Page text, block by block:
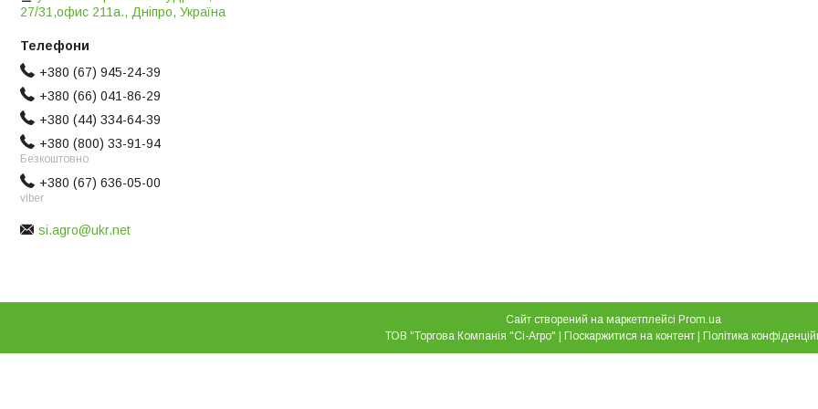
27/31,офис 211а., Дніпро, Україна
+380 (67) 945-24-39
+380 (66) 041-86-29
+380 (44) 334-64-39
+380 (800) 33-91-94
Безкоштовно
+380 (67) 636-05-00
viber
si.agro@ukr.net
Сайт створений на маркетплейсі Prom.ua
ТОВ "Торгова Компанія "Сі-Агро" | Поскаржитися на контент | Політика